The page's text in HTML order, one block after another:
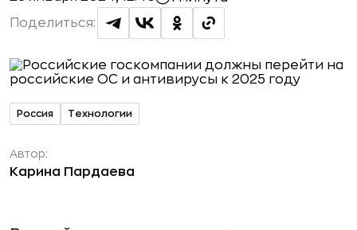
Поделиться:
Россия Технологии
Автор:
Карина Пардаева